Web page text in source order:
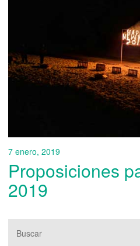
7 enero, 2019
Proposiciones
2019